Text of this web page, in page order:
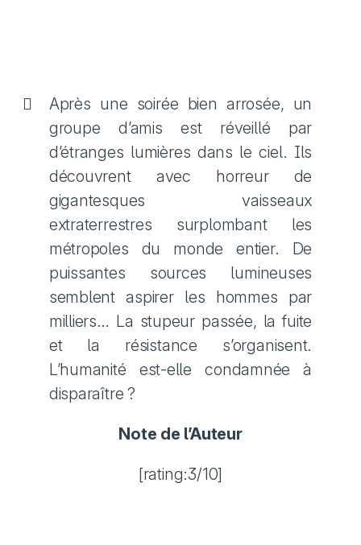
Après une soirée bien arrosée, un
groupe d’amis est réveillé par
d’étranges lumières dans le ciel. Ils
découvrent avec horreur de
gigantesques vaisseaux
extraterrestres surplombant les
métropoles du monde entier. De
puissantes sources lumineuses
semblent aspirer les hommes par
milliers… La stupeur passée, la fuite
et la résistance s’organisent.
L’humanité est-elle condamnée à
disparaître ?
Note de l’Auteur
[rating:3/10]